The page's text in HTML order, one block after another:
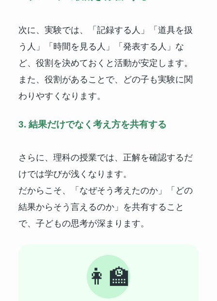
次に、実験では、「記録する人」「道具を扱
う人」「時間を見る人」「発表する人」な
ど、役割を決めておくと活動が安定します。
また、役割があることで、どの子も実験に関
わりやすくなります。
3. 結果だけでなく考え方を共有する
さらに、理科の授業では、正解を確認するだ
けでは学びが浅くなります。
だからこそ、「なぜそう考えたのか」「どの
結果からそう言えるのか」を共有すること
で、子どもの思考が深まります。
👩‍🏫